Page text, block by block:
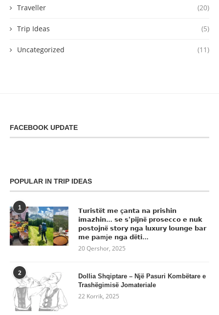
Traveller (20)
Trip Ideas (5)
Uncategorized (11)
FACEBOOK UPDATE
POPULAR IN TRIP IDEAS
1
𝗧𝘂𝗿𝗶𝘀𝘁ë𝘁 𝗺𝗲 ç𝗮𝗻𝘁𝗮 𝗻𝗮 𝗽𝗿𝗶𝘀𝗵𝗶𝗻
𝗶𝗺𝗮𝘇𝗵𝗶𝗻… 𝘀𝗲 𝘀’𝗽𝗶𝗷𝗻ë 𝗽𝗿𝗼𝘀𝗲𝗰𝗰𝗼 𝗲 𝗻𝘂𝗸
𝗽𝗼𝘀𝘁𝗼𝗷𝗻ë 𝘀𝘁𝗼𝗿𝘆 𝗻𝗴𝗮 𝗹𝘂𝘅𝘂𝗿𝘆 𝗹𝗼𝘂𝗻𝗴𝗲 𝗯𝗮𝗿
𝗺𝗲 𝗽𝗮mj𝗲 𝗻𝗴𝗮 𝗱ë𝘁𝗶…
20 Qershor, 2025
2
Dollia Shqiptare – Një Pasuri Kombëtare e
Trashëgimisë Jomateriale
22 Korrik, 2025